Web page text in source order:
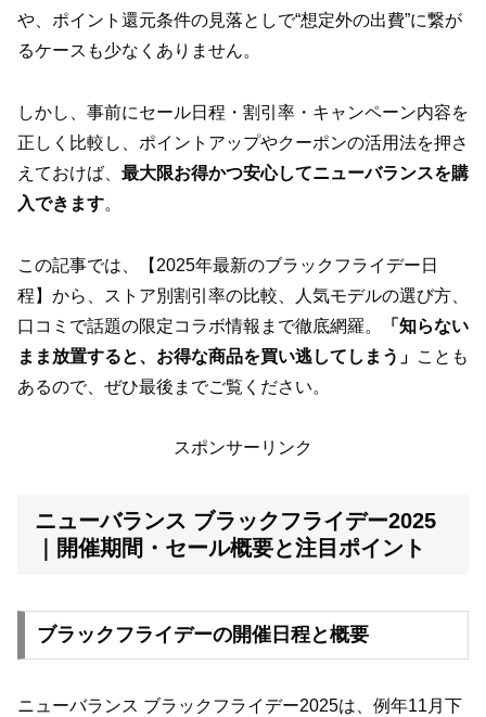
や、ポイント還元条件の見落としで“想定外の出費”に繋が
るケースも少なくありません。
しかし、事前にセール日程・割引率・キャンペーン内容を
正しく比較し、ポイントアップやクーポンの活用法を押さ
えておけば、 最大限お得かつ安心してニューバランスを購
入できます。
この記事では、【2025年最新のブラックフライデー日
程】から、ストア別割引率の比較、人気モデルの選び方、
口コミで話題の限定コラボ情報まで徹底網羅。
「知らない
まま放置すると、お得な商品を買い逃してしまう」 ことも
あるので、ぜひ最後までご覧ください。
スポンサーリンク
ニューバランス ブラックフライデー2025
｜開催期間・セール概要と注目ポイント
ブラックフライデーの開催日程と概要
ニューバランス ブラックフライデー2025は、例年11月下